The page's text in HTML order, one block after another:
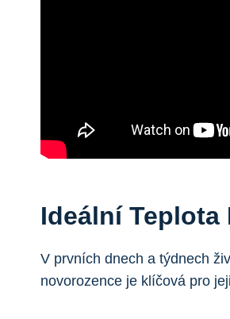
Ideální Teplota
V prvních dnech a týdnech
novorozence je klíčová pro